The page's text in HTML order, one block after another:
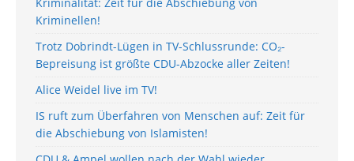
Kriminalität: Zeit für die Abschiebung von
Kriminellen!
Trotz Dobrindt-Lügen in TV-Schlussrunde: CO₂-
Bepreisung ist größte CDU-Abzocke aller Zeiten!
Alice Weidel live im TV!
IS ruft zum Überfahren von Menschen auf: Zeit für
die Abschiebung von Islamisten!